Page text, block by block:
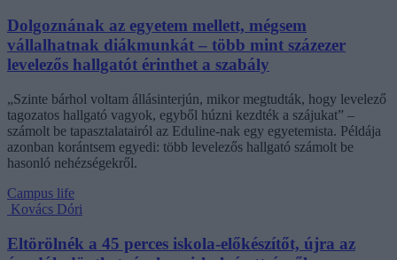
Dolgoznának az egyetem mellett, mégsem
vállalhatnak diákmunkát – több mint százezer
levelezős hallgatót érinthet a szabály
„Szinte bárhol voltam állásinterjún, mikor megtudták, hogy levelező
tagozatos hallgató vagyok, egyből húzni kezdték a szájukat” –
számolt be tapasztalatairól az Eduline-nak egy egyetemista. Példája
azonban korántsem egyedi: több levelezős hallgató számolt be
hasonló nehézségekről.
Campus life
Kovács Dóri
Eltörölnék a 45 perces iskola-előkészítőt, újra az